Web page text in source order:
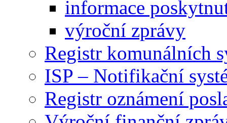
informace
výroční zprávy
Registr komunálních
ISP – Notifikační
Registr oznámení